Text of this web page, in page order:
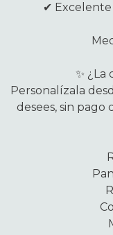
✔
✨
Personalízala
desees, sin pago